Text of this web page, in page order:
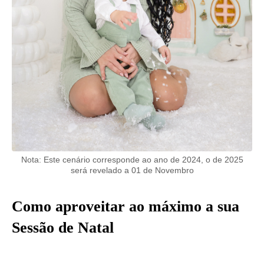
Nota: Este cenário corresponde ao ano de 2024, o de 2025
será revelado a 01 de Novembro
Como aproveitar ao máximo a sua
Sessão de Natal